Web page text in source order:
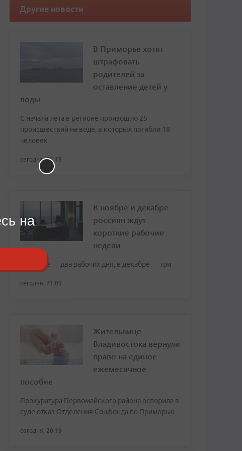
Другие новости
В Приморье хотят
штрафовать
родителей за
оставление детей у
воды
С начала лета в регионе произошло 25
происшествий на воде, в которых погибли 18
человек
сегодня, 22:18
В ноябре и декабре
россиян ждут
короткие рабочие
недели
В ноябре — два рабочих дня, в декабре — три
сегодня, 21:09
Жительнице
Владивостока вернули
право на единое
ежемесячное
пособие
Прокуратура Первомайского района оспорила в
суде отказ Отделения Соцфонда по Приморью
сегодня, 20:19
на